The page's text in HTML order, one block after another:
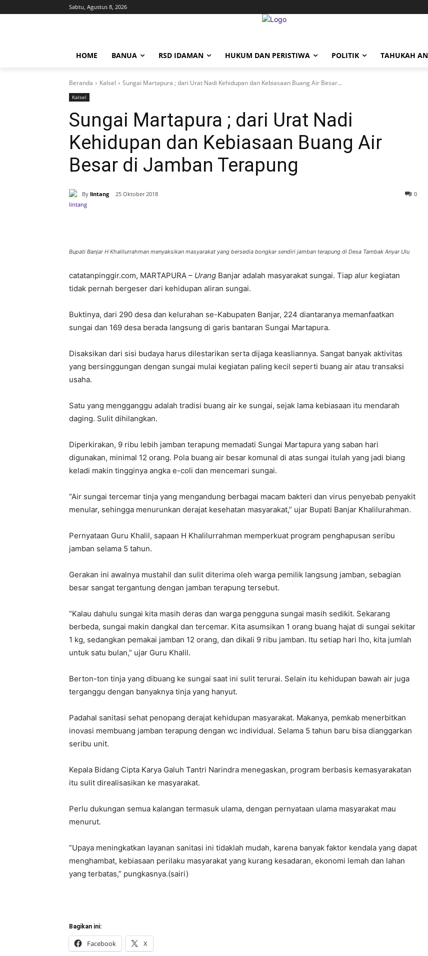
Sabtu, Agustus 8, 2026
HOME BANUA RSD IDAMAN HUKUM DAN PERISTIWA POLITIK TAHUKAH
Beranda Kalsel Sungai Martapura ; dari Urat Nadi Kehidupan dan Kebiasaan Buang Air Besar...
Kalsel
Sungai Martapura ; dari Urat Nadi
Kehidupan dan Kebiasaan Buang Air
Besar di Jamban Terapung
By lintang 25 Oktober 2018 0
Bupati Banjar H Khalilurrahman menyaksikan masyarakat yang bersedia bongkar sendiri jamban terapung di Desa Tambak Anyar Ulu
catatanpinggir.com, MARTAPURA – Urang Banjar adalah masyarakat sungai. Tiap alur kegiatan
tidak pernah bergeser dari kehidupan aliran sungai.
Buktinya, dari 290 desa dan kelurahan se-Kabupaten Banjar, 224 diantaranya memanfaatkan
sungai dan 169 desa berada langsung di garis bantaran Sungai Martapura.
Disaksikan dari sisi budaya harus dilestarikan serta dijaga keasliannya. Sangat banyak aktivitas
yang bersinggungan dengan sungai mulai kegiatan paling kecil seperti buang air atau transaksi
usaha.
Satu yang mengganggu adalah tradisi buang air ke sungai, sejak lama kebiasaan itu mendarah
daging. Sulit dihilangkan.
Diperkirakan, 9 ribu lebih jamban terapung memadati Sungai Martapura yang saban hari
digunakan, minimal 12 orang. Pola buang air besar komunal di atas sungai itulah yang jadi biang
keladi makin tingginya angka e-coli dan mencemari sungai.
“Air sungai tercemar tinja yang mengandung berbagai macam bakteri dan virus penyebab penyakit
menular, sehingga menurunkan derajat kesehatan masyarakat,” ujar Bupati Banjar Khalilurahman.
Pernyataan Guru Khalil, sapaan H Khalilurrahman memperkuat program penghapusan seribu
jamban selama 5 tahun.
Gerakan ini awalnya mustahil dan sulit diterima oleh warga pemilik langsung jamban, sebagian
besar sangat tergantung dengan jamban terapung tersebut.
“Kalau dahulu sungai kita masih deras dan warga pengguna sungai masih sedikit. Sekarang
berbeda, sungai makin dangkal dan tercemar. Kita asumsikan 1 orang buang hajat di sungai sekitar
1 kg, sedangkan pemakai jamban 12 orang, dan dikali 9 ribu jamban. Itu setiap hari lho, kita jumlah
untuk satu bulan,” ujar Guru Khalil.
Berton-ton tinja yang dibuang ke sungai saat ini sulit terurai. Selain itu kehidupan bawah air juga
terganggu dengan banyaknya tinja yang hanyut.
Padahal sanitasi sehat penopang derajat kehidupan masyarakat. Makanya, pemkab menerbitkan
inovasi membuang jamban terapung dengan wc individual. Selama 5 tahun baru bisa dianggarkan
seribu unit.
Kepala Bidang Cipta Karya Galuh Tantri Narindra menegaskan, program berbasis kemasyarakatan
itu sulit direalisasikan ke masyarakat.
Perlu dukungan semua kalangan termasuk ulama, dengan pernyataan ulama masyarakat mau
menurut.
”Upaya meningkatkan layanan sanitasi ini tidaklah mudah, karena banyak faktor kendala yang dapat
menghambat, kebiasaan perilaku masyarakat yang kurang kesadaran, ekonomi lemah dan lahan
yang terbatas,” pungkasnya.(sairi)
Bagikan ini:
Facebook X